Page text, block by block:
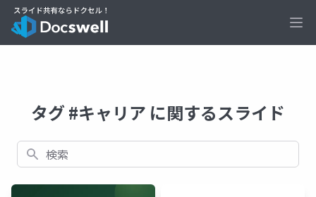
タグ #キャリア に関するスライド
検索